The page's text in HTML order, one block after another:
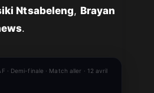
Ntsabeleng, Brayan
.
· Demi-finale · Match aller · 12 avril